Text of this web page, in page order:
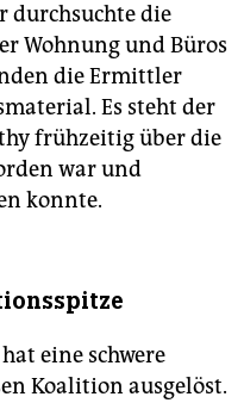
durchsuchte die
Wohnung und Büros
die Ermittler
Es steht der
frühzeitig über die
war und
konnte.
eine schwere
Koalition ausgelöst.